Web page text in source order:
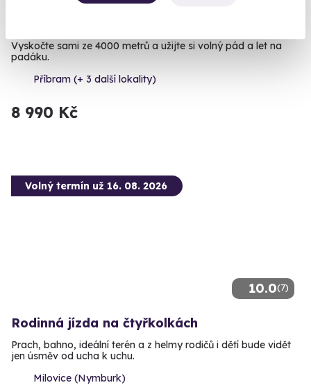
Vyskočte sami ze 4000 metrů a užijte si volný pád a let na
padáku.
Příbram (+ 3 další lokality)
8 990 Kč
10.0(7)
Volný termín už 16. 08. 2026
Rodinná jízda na čtyřkolkách
Prach, bahno, ideální terén a z helmy rodičů i dětí bude vidět
jen úsměv od ucha k uchu.
Milovice (Nymburk)